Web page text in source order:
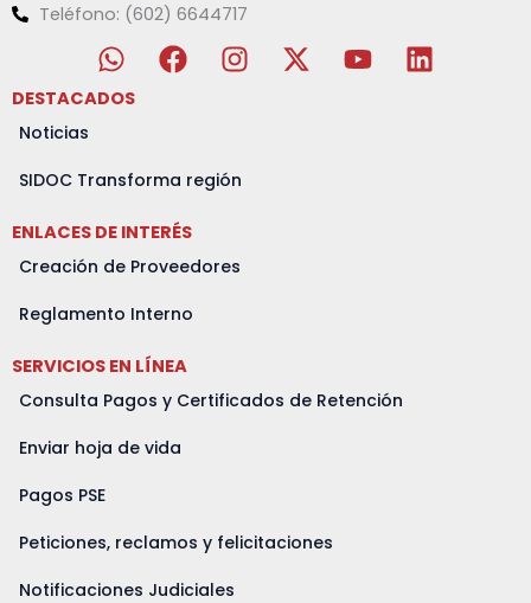
Teléfono: (602) 6644717
W
h
a
a
p
F
a
o
o
k
I
n
g
m
X
-
Y
o
L
i
DESTACADOS
Noticias
SIDOC Transforma región
ENLACES DE INTERÉS
Creación de Proveedores
Reglamento Interno
SERVICIOS EN LÍNEA
Consulta Pagos y Certificados de Retención
Enviar hoja de vida
Pagos PSE
Peticiones, reclamos y felicitaciones
Notificaciones Judiciales